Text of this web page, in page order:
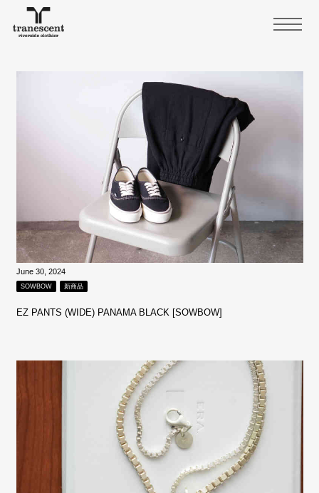
June 30, 2024
SOWBOW 新商品
EZ PANTS (WIDE) PANAMA BLACK [SOWBOW]